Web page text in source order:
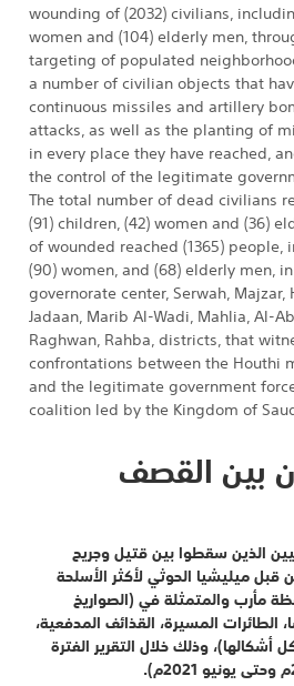
wounding of (2032) civilians,
women and (104) elderly men,
targeting of populated
a number of civilian objects that
continuous missiles and artillery
attacks, as well as the planting of
in every place they have reached,
the control of the legitimate
The total number of dead civilians
(91) children, (42) women and (36)
of wounded reached (1365) people,
(90) women, and (68) elderly men,
governorate center, Serwah, Majzar,
Jadaan, Marib Al-Wadi, Mahlia, Al-
Raghwan, Rahba, districts, that
confrontations between the Houthi
and the legitimate government
coalition led by the Kingdom of
بين القصف
الذين سقطوا بين قتيل وجريح
ميليشيا الحوثي لأكثر الأسلحة
مأرب والمتمثلة في (الصواريخ
الطائرات المسيرة، القذائف المدفعية،
أشكالها)، وذلك خلال التقرير الفترة